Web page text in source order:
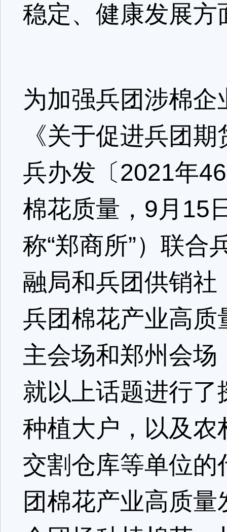
稳定、健康发展
为加强兵团涉棉
《关于促进兵团
兵办发〔2021年
棉花质量，9月15
称“郑商所”）联合
融局和兵团供销
兵团棉花产业高质
主会场和郑州会
就以上话题进行
种植大户，以及
交割仓库等单位
团棉花产业高质